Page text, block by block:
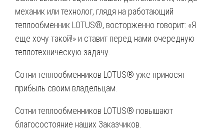
механик или технолог, глядя на работающий
теплообменник LOTUS®, восторженно говорит: «Я
еще хочу такой!» и ставит перед нами очередную
теплотехническую задачу.
Сотни теплообменников LOTUS® уже приносят
прибыль своим владельцам.
Сотни теплообменников LOTUS® повышают
благосостояние наших Заказчиков.